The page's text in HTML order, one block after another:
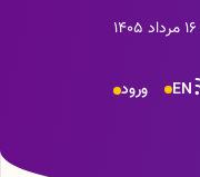
ورود EN